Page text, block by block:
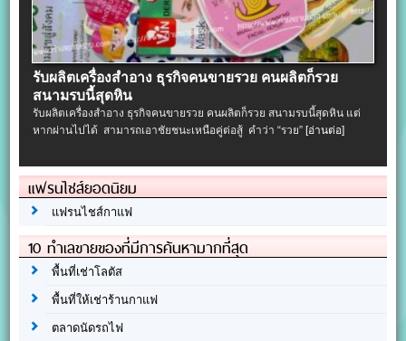
รับผลิตเครื่องสําอาง ธุรกิจคนขายรวย คนผลิตก็รวย
สนามรบนี้สุดหิน
รับผลิตเครื่องสําอาง ธุรกิจคนขายรวย คนผลิตก็รวย สนามรบนี้สุดหิน แต่
หากผ่านไปได้ สามารถเอาชัยชนะเหนือคู่ต่อสู้ คำว่า “รวย”[อ่านต่อ]
แฟรนไชส์ยอดนิยม
แฟรนไชส์กาแฟ
10 ทำเลขายของที่มีการค้นหามากที่สุด
พื้นที่เช่าโลตัส
พื้นที่ให้เช่าร้านกาแฟ
ตลาดนัดรถไฟ